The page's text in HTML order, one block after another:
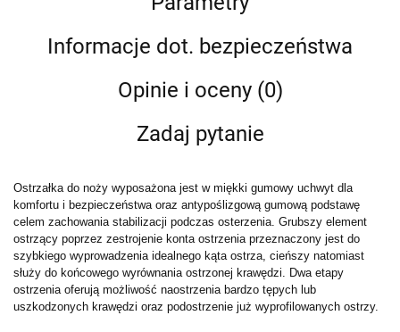
Informacje dot. bezpieczeństwa
Opinie i oceny (0)
Zadaj pytanie
Ostrzałka do noży wyposażona jest w miękki gumowy uchwyt dla
komfortu i bezpieczeństwa oraz antypoślizgową gumową podstawę
celem zachowania stabilizacji podczas osterzenia. Grubszy element
ostrzący poprzez zestrojenie konta ostrzenia przeznaczony jest do
szybkiego wyprowadzenia idealnego kąta ostrza, cieńszy natomiast
służy do końcowego wyrównania ostrzonej krawędzi. Dwa etapy
ostrzenia oferują możliwość naostrzenia bardzo tępych lub
uszkodzonych krawędzi oraz podostrzenie już wyprofilowanych ostrzy.